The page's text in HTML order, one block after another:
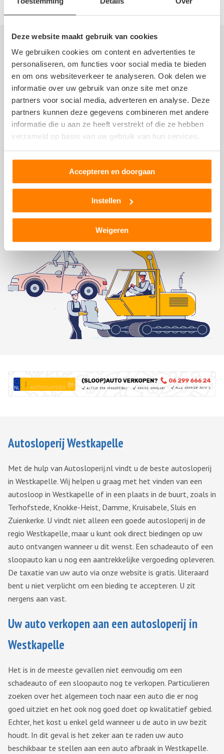
Deze website maakt gebruik van cookies
We gebruiken cookies om content en advertenties te
personaliseren, om functies voor social media te bieden
en om ons websiteverkeer te analyseren. Ook delen we
informatie over uw gebruik van onze site met onze
partners voor social media, adverteren en analyse. Deze
partners kunnen deze gegevens combineren met andere
informatie die u aan ze heeft verstrekt of die ze hebben
verzameld op basis van uw gebruik van hun services.
Accepteren en doorgaan
Instellen
Weigeren
Autosloperij informatie
(Stroom)verdeler
Voorbumper
Zonneklep
Stuurhuishoes
Portier
Passagiersstoel
Gasklep
Dashboard
Reservewiel, reserveband of thuiskomer
Meer berichten over autosloperijen >>
Autosloperij Westkapelle
Met de hulp van Autosloperij.nl vindt u de beste autosloperij
in Westkapelle. Wij helpen u graag met het vinden van een
autosloop in Westkapelle of in een plaats in de buurt, zoals in
Terhofstede, Knokke-Heist, Damme, Kruisabele, Sluis en
Zuienkerke. U vindt niet alleen een goede autosloperij in de
regio Westkapelle, maar u kunt ook direct biedingen op uw
auto ontvangen wanneer u dit wenst. Een schadeauto of een
sloopauto kan u nog een aantrekkelijke vergoeding opleveren.
De taxatie van uw auto via onze website is gratis. Uiteraard
bent u niet verplicht om een bieding te accepteren. U zit
nergens aan vast.
Uw auto verkopen aan een autosloperij in
Westkapelle
Het is in de meeste gevallen niet eenvoudig om een
schadeauto of een sloopauto nog te verkopen. Particulieren
zoeken over het algemeen toch naar een auto die er nog
goed uitziet en het ook nog goed doet op kwalitatief gebied.
Echter, het kost u enkel geld wanneer u de auto in uw bezit
houdt. In dit geval is het zeker aan te raden uw auto
beschikbaar te stellen aan een auto afbraak in Westkapelle.